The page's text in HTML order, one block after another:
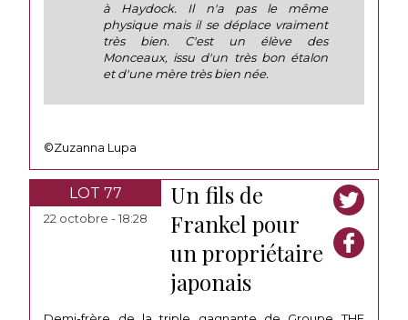
à Haydock. Il n'a pas le même
physique mais il se déplace vraiment
très bien. C'est un élève des
Monceaux, issu d'un très bon étalon
et d'une mère très bien née.
©Zuzanna Lupa
LOT 77
22 octobre - 18:28
Un fils de
Frankel pour
un propriétaire
japonais